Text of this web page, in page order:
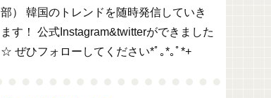
部） 韓国のトレンドを随時発信していき
ます！ 公式Instagram&twitterができました
☆ ぜひフォローしてください*ﾟ｡*｡ﾟ*+